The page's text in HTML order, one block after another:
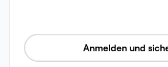
Anmelden und